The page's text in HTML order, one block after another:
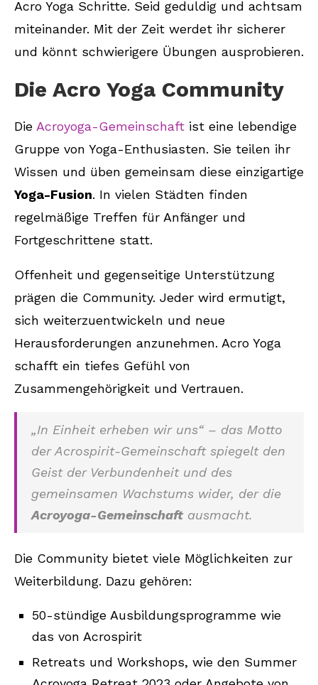
Acro Yoga Schritte. Seid geduldig und achtsam
miteinander. Mit der Zeit werdet ihr sicherer
und könnt schwierigere Übungen ausprobieren.
Die Acro Yoga Community
Die Acroyoga-Gemeinschaft ist eine lebendige
Gruppe von Yoga-Enthusiasten. Sie teilen ihr
Wissen und üben gemeinsam diese einzigartige
Yoga-Fusion. In vielen Städten finden
regelmäßige Treffen für Anfänger und
Fortgeschrittene statt.
Offenheit und gegenseitige Unterstützung
prägen die Community. Jeder wird ermutigt,
sich weiterzuentwickeln und neue
Herausforderungen anzunehmen. Acro Yoga
schafft ein tiefes Gefühl von
Zusammengehörigkeit und Vertrauen.
„In Einheit erheben wir uns“ – das Motto
der Acrospirit-Gemeinschaft spiegelt den
Geist der Verbundenheit und des
gemeinsamen Wachstums wider, der die
Acroyoga-Gemeinschaftausmacht.
Die Community bietet viele Möglichkeiten zur
Weiterbildung. Dazu gehören:
50-stündige Ausbildungsprogramme wie
das von Acrospirit
Retreats und Workshops, wie den Summer